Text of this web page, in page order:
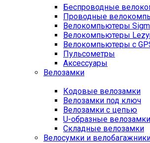
Беспроводные
Проводные
Велокомпьютеры
Велокомпьютеры
Велокомпьютеры с
Пульсометры
Аксессуары
Велозамки
Кодовые велозамки
Велозамки под ключ
Велозамки с цепью
U-образные велозамки
Складные велозамки
Велосумки и